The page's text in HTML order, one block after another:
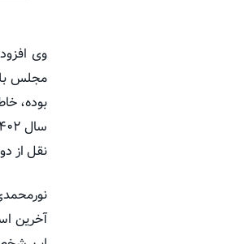
وی
مجلس
نقل از
آخرین